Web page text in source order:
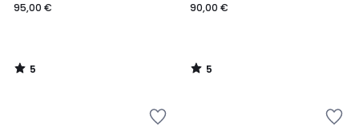
95,00 €
5
/
90,00 €
5
/